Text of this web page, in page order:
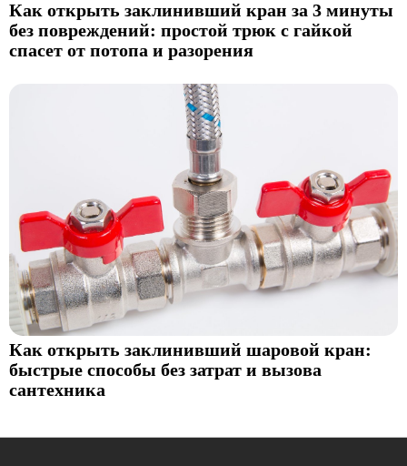
Как открыть заклинивший кран за 3 минуты
без повреждений: простой трюк с гайкой
спасет от потопа и разорения
Как открыть заклинивший шаровой кран:
быстрые способы без затрат и вызова
сантехника